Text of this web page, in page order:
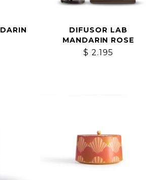
DIFUSOR LAB
MANDARIN ROSE
$ 2.195